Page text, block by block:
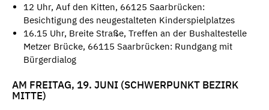
12 Uhr, Auf den Kitten, 66125 Saarbrücken:
Besichtigung des neugestalteten Kinderspielplatzes
16.15 Uhr, Breite Straße, Treffen an der Bushaltestelle
Metzer Brücke, 66115 Saarbrücken: Rundgang mit
Bürgerdialog
AM FREITAG, 19. JUNI (SCHWERPUNKT BEZIRK
MITTE)